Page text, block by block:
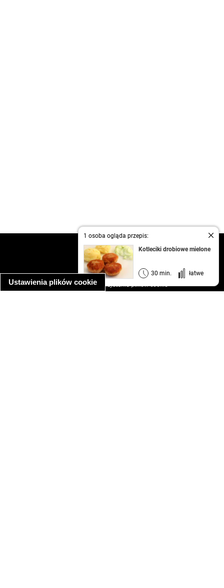
Ustawienia plików cookie
1 osoba ogląda przepis:
Kotleciki drobiowe mielone
30 min. łatwe
kontakt
regulamin
informacja o prywatności
informacja o wykorzystaniu plików cookie